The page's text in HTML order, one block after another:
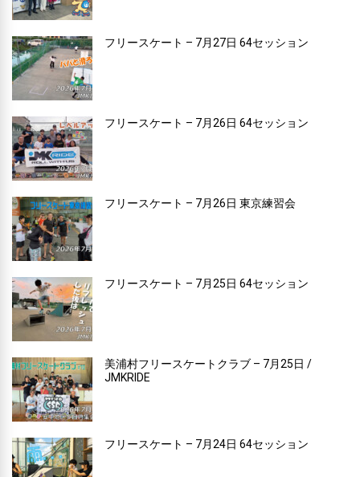
フリースケート – 7月27日 64セッション
フリースケート – 7月26日 64セッション
フリースケート – 7月26日 東京練習会
フリースケート – 7月25日 64セッション
美浦村フリースケートクラブ – 7月25日 /
JMKRIDE
フリースケート – 7月24日 64セッション